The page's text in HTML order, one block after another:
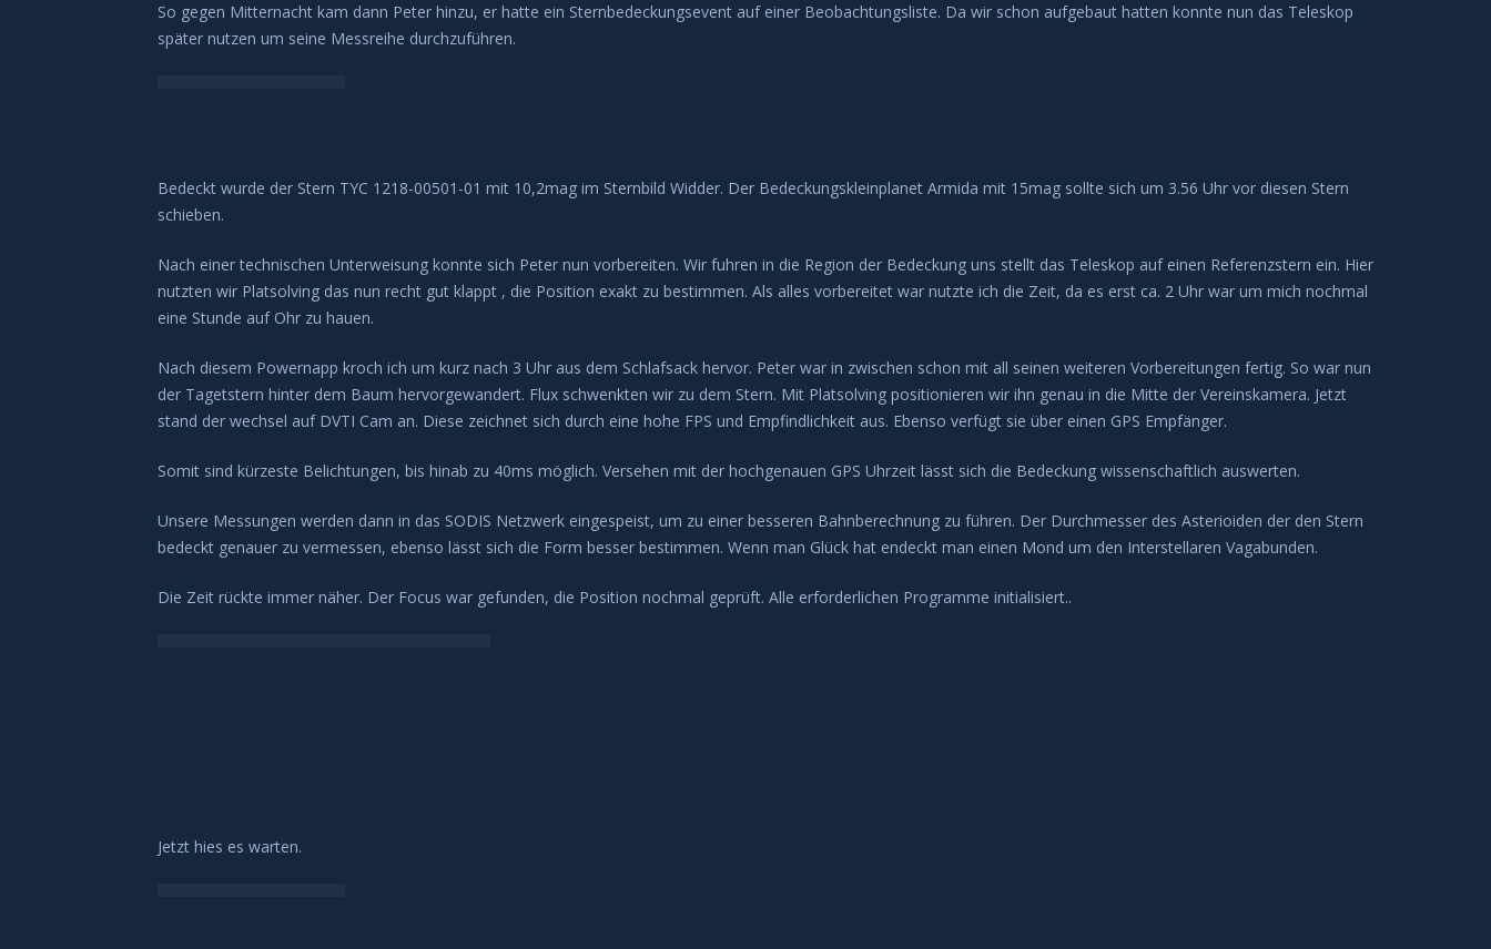
So gegen Mitternacht kam dann Peter hinzu, er hatte ein Sternbedeckungsevent auf einer Beobachtungsliste. Da wir schon aufgebaut hatten konnte nun das Teleskop
später nutzen um seine Messreihe durchzuführen.
Bedeckt wurde der Stern TYC 1218-00501-01 mit 10,2mag im Sternbild Widder. Der Bedeckungskleinplanet Armida mit 15mag sollte sich um 3.56 Uhr vor diesen Stern
schieben.
Nach einer technischen Unterweisung konnte sich Peter nun vorbereiten. Wir fuhren in die Region der Bedeckung uns stellt das Teleskop auf einen Referenzstern ein. Hier
nutzten wir Platsolving das nun recht gut klappt , die Position exakt zu bestimmen. Als alles vorbereitet war nutzte ich die Zeit, da es erst ca. 2 Uhr war um mich nochmal
eine Stunde auf Ohr zu hauen.
Nach diesem Powernapp kroch ich um kurz nach 3 Uhr aus dem Schlafsack hervor. Peter war in zwischen schon mit all seinen weiteren Vorbereitungen fertig. So war nun
der Tagetstern hinter dem Baum hervorgewandert. Flux schwenkten wir zu dem Stern. Mit Platsolving positionieren wir ihn genau in die Mitte der Vereinskamera. Jetzt
stand der wechsel auf DVTI Cam an. Diese zeichnet sich durch eine hohe FPS und Empfindlichkeit aus. Ebenso verfügt sie über einen GPS Empfänger.
Somit sind kürzeste Belichtungen, bis hinab zu 40ms möglich. Versehen mit der hochgenauen GPS Uhrzeit lässt sich die Bedeckung wissenschaftlich auswerten.
Unsere Messungen werden dann in das SODIS Netzwerk eingespeist, um zu einer besseren Bahnberechnung zu führen. Der Durchmesser des Asterioiden der den Stern
bedeckt genauer zu vermessen, ebenso lässt sich die Form besser bestimmen. Wenn man Glück hat endeckt man einen Mond um den Interstellaren Vagabunden.
Die Zeit rückte immer näher. Der Focus war gefunden, die Position nochmal geprüft. Alle erforderlichen Programme initialisiert..
Jetzt hies es warten.